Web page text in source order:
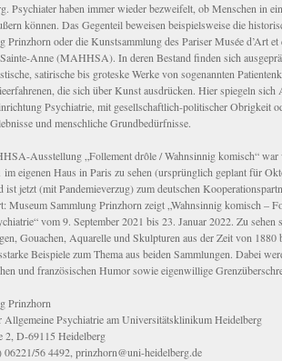
Psychiater haben immer wieder bezweifelt, ob Menschen in
können. Das Gegenteil beweisen beispielsweise die
Prinzhorn oder die Kunstsammlung des Pariser Musée d’Art et
Anne (MAHHSA). In deren Bestand finden sich
satirische bis groteske Werke von sogenannten
die sich über Kunst ausdrücken. Hier spiegeln sich
Psychiatrie, mit gesellschaftlich-politischer Obrigkeit
und menschliche Grundbedürfnisse.
Ausstellung „Follement drôle / Wahnsinnig komisch“ war
im eigenen Haus in Paris zu sehen (ursprünglich geplant für
ist jetzt (mit Pandemieverzug) zum deutschen
Museum Sammlung Prinzhorn zeigt „Wahnsinnig komisch –
vom 9. September 2021 bis 23. Januar 2022. Zu sehen
Gouachen, Aquarelle und Skulpturen aus der Zeit von 1880
Beispiele zum Thema aus beiden Sammlungen. Dabei
und französischen Humor sowie eigenwillige
Prinzhorn
Psychiatrie am Universitätsklinikum Heidelberg
2, D-69115 Heidelberg
06221/56 4492, prinzhorn@uni-heidelberg.de